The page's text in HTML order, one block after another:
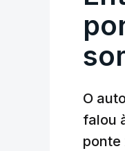
O
falou
ponte